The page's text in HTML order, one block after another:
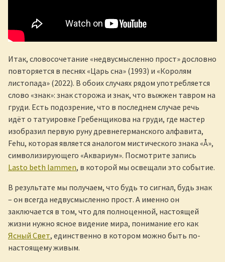
Итак, словосочетание «недвусмысленно прост» дословно
повторяется в песнях «Царь сна» (1993) и «Королям
листопада» (2022). В обоих случаях рядом употребляется
слово «знак»: знак сторожа и знак, что выжжен тавром на
груди. Есть подозрение, что в последнем случае речь
идёт о татуировке Гребенщикова на груди, где мастер
изобразил первую руну древнегерманского алфавита,
Fehu, которая является аналогом мистического знака «Å»,
символизирующего «Аквариум». Посмотрите запись
Lasto beth lammen, в которой мы освещали это событие.
В результате мы получаем, что будь то сигнал, будь знак
– он всегда недвусмысленно прост. А именно он
заключается в том, что для полноценной, настоящей
жизни нужно ясное видение мира, понимание его как
Ясный Свет, единственно в котором можно быть по-
настоящему живым.